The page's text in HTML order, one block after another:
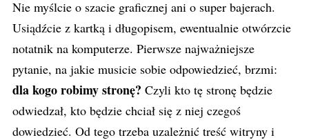
Nie myślcie o szacie graficznej ani o super bajerach.
Usiądźcie z kartką i długopisem, ewentualnie otwórzcie
notatnik na komputerze. Pierwsze najważniejsze
pytanie, na jakie musicie sobie odpowiedzieć, brzmi:
dla kogo robimy stronę? Czyli kto tę stronę będzie
odwiedzał, kto będzie chciał się z niej czegoś
dowiedzieć. Od tego trzeba uzależnić treść witryny i